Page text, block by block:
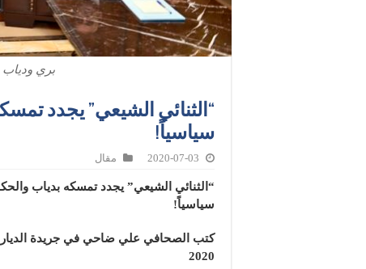
بري ودياب
“الثنائي الشيعي” يجدد
سياسياً!
2020-07-03 مقال
“الثنائي الشيعي” يجدد تمسكه بدياب
سياسياً!
2020